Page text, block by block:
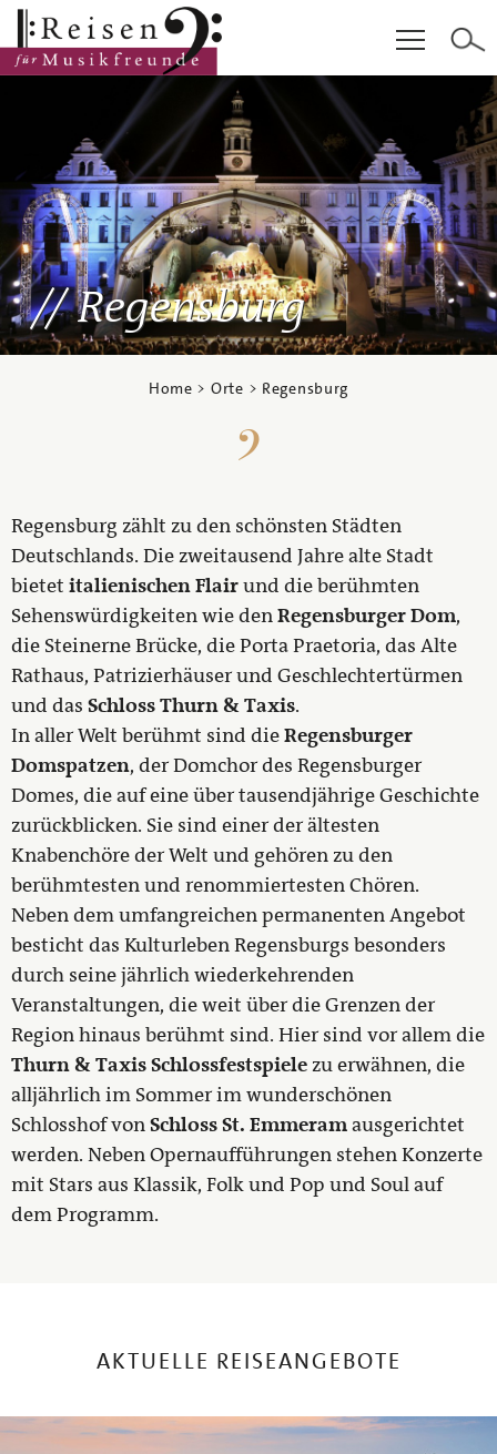
Hauptinhalt Fußzeile Cookie-Einstellungen
Regensburg
Home > Orte > Regensburg
Regensburg zählt zu den schönsten Städten
Deutschlands. Die zweitausend Jahre alte Stadt
bietet italienischen Flairund die berühmten
Sehenswürdigkeiten wie denRegensburger Dom,
die Steinerne Brücke, die Porta Praetoria, das Alte
Rathaus, Patrizierhäuser und Geschlechtertürmen
und das Schloss Thurn & Taxis.
In aller Welt berühmt sind dieRegensburger
Domspatzen, der Domchor des Regensburger
Domes, die auf eine über tausendjährige Geschichte
zurückblicken. Sie sind einer der ältesten
Knabenchöre der Welt und gehören zu den
berühmtesten und renommiertesten Chören.
Neben dem umfangreichen permanenten Angebot
besticht das Kulturleben Regensburgs besonders
durch seine jährlich wiederkehrenden
Veranstaltungen, die weit über die Grenzen der
Region hinaus berühmt sind. Hier sind vor allem die
Thurn & Taxis Schlossfestspielezu erwähnen, die
alljährlich im Sommer im wunderschönen
Schlosshof vonSchloss St. Emmeramausgerichtet
werden. Neben Opernaufführungen stehen Konzerte
mit Stars aus Klassik, Folk und Pop und Soul auf
dem Programm.
AKTUELLE REISEANGEBOTE